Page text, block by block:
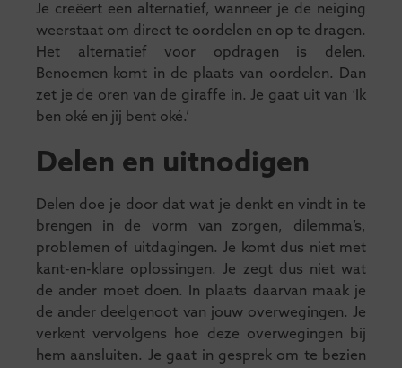
Je creëert een alternatief, wanneer je de neiging
weerstaat om direct te oordelen en op te dragen.
Het alternatief voor opdragen is delen.
Benoemen komt in de plaats van oordelen. Dan
zet je de oren van de giraffe in. Je gaat uit van ‘Ik
ben oké en jij bent oké.’
Delen en uitnodigen
Delen doe je door dat wat je denkt en vindt in te
brengen in de vorm van zorgen, dilemma’s,
problemen of uitdagingen. Je komt dus niet met
kant-en-klare oplossingen. Je zegt dus niet wat
de ander moet doen. In plaats daarvan maak je
de ander deelgenoot van jouw overwegingen. Je
verkent vervolgens hoe deze overwegingen bij
hem aansluiten. Je gaat in gesprek om te bezien